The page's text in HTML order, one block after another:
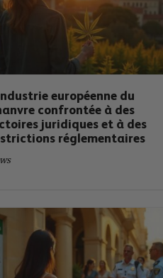
européenne du
confrontée à des
juridiques et à des
réglementaires